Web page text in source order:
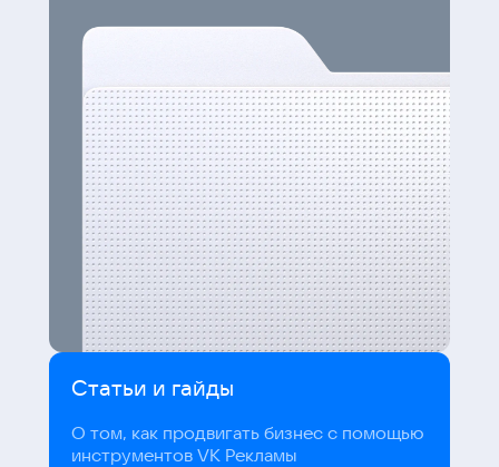
Статьи и гайды
О том, как продвигать бизнес с помощью
инструментов VK Рекламы